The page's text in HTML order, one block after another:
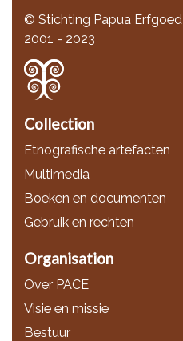
© Stichting Papua Erfgoed
2001 - 2023
Collection
Etnografische artefacten
Multimedia
Boeken en documenten
Gebruik en rechten
Organisation
Over PACE
Visie en missie
Bestuur